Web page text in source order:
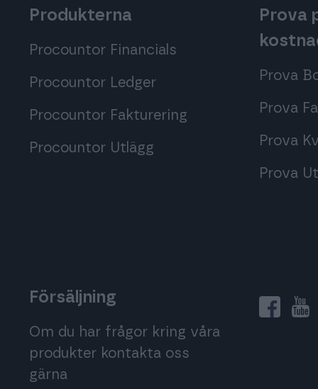
Produkterna
Procountor Financials
Procountor Ledger
Procountor Fakturering
Procountor Utlägg
Prova
Prova
Prova
Prova
Prova
Försäljning
Om du har frågor kring våra
produkter kontakta oss
gärna